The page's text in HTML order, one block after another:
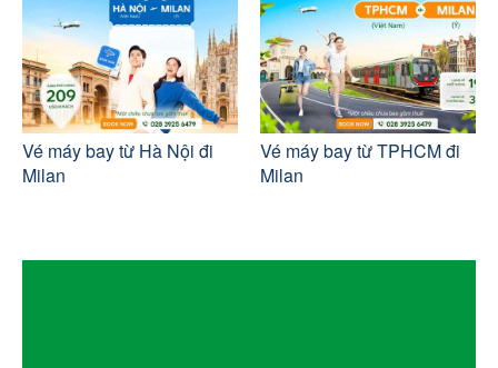
Vé máy bay từ Hà Nội đi
Milan
Vé máy bay từ TPHCM đi
Milan